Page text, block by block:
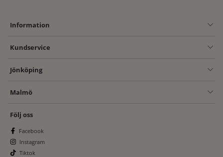
Information
Kundservice
Jönköping
Malmö
Följ oss
Facebook
Instagram
Tiktok